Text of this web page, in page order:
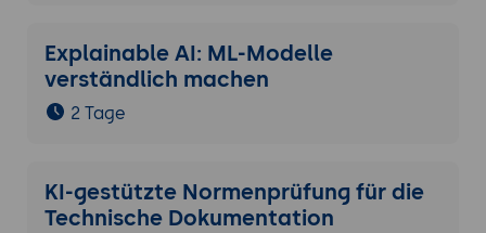
Explainable AI: ML-Modelle
verständlich machen
2 Tage
KI-gestützte Normenprüfung für die
Technische Dokumentation